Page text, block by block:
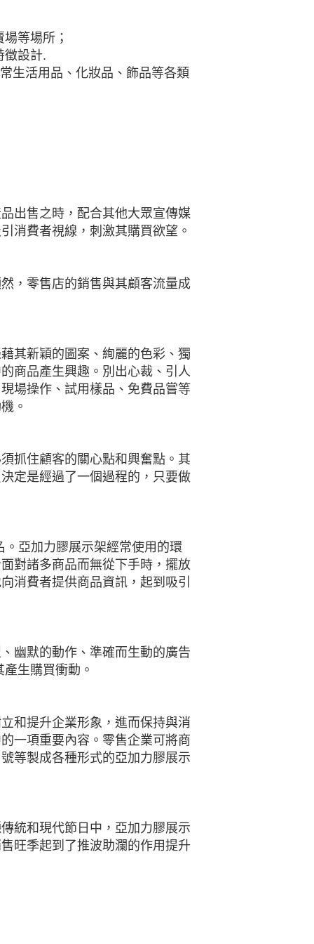
等場所；
徵設計.
生活用品、化妝品、飾品等各類
出售之時，配合其他大眾宣傳媒
消費者視線，刺激其購買欲望。
，零售店的銷售與其顧客流量成
其新穎的圖案、絢麗的色彩、獨
商品產生興趣。別出心裁、引人
場操作、試用樣品、免費品嘗等
。
抓住顧客的關心點和興奮點。其
定是經過了一個過程的，只要做
。亞加力膠展示架經常使用的環
對諸多商品而無從下手時，擺放
消費者提供商品資訊，起到吸引
幽默的動作、準確而生動的廣告
生購買衝動。
和提升企業形象，進而保持與消
一項重要內容。零售企業可將商
等製成各種形式的亞加力膠展示
統和現代節日中，亞加力膠展示
旺季起到了推波助瀾的作用提升